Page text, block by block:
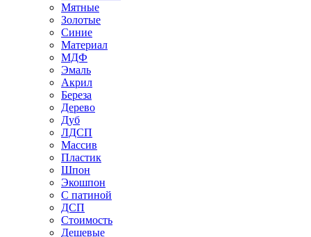
Мятные
Золотые
Синие
Материал
МДФ
Эмаль
Акрил
Береза
Дерево
Дуб
ЛДСП
Массив
Пластик
Шпон
Экошпон
С патиной
ДСП
Стоимость
Дешевые